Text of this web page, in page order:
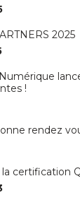
2025
!
rendez
certification